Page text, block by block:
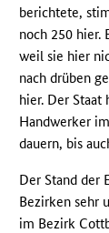
berichtete,
noch 250 hier.
weil sie hier
nach drüben
hier. Der Staat
Handwerker
dauern, bis
Der Stand der
Bezirken sehr
im Bezirk